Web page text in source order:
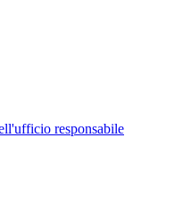
responsabile